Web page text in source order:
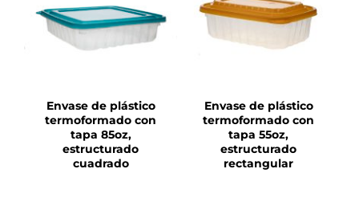
DETALLES
Envase de plástico
termoformado con
tapa 85oz,
estructurado
cuadrado
DETALLES
Envase de plástico
termoformado con
tapa 55oz,
estructurado
rectangular